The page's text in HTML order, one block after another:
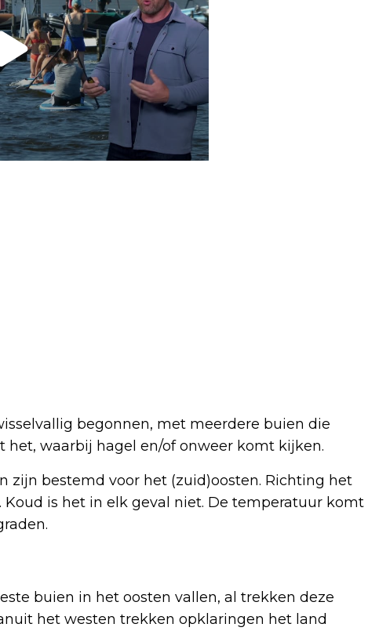
begonnen, met meerdere buien die
het, waarbij hagel en/of onweer komt kijken.
zijn bestemd voor het (zuid)oosten. Richting het
Koud is het in elk geval niet. De temperatuur komt
buien in het oosten vallen, al trekken deze
het westen trekken opklaringen het land